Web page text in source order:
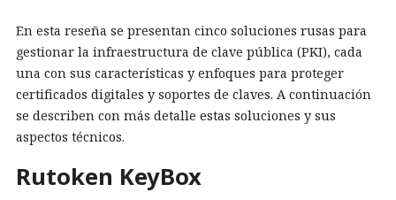
En esta reseña se presentan cinco soluciones rusas para
gestionar la infraestructura de clave pública (PKI), cada
una con sus características y enfoques para proteger
certificados digitales y soportes de claves. A continuación
se describen con más detalle estas soluciones y sus
aspectos técnicos.
Rutoken KeyBox